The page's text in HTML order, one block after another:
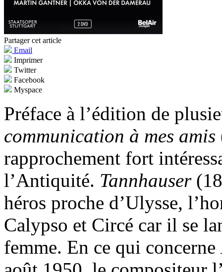
Partager cet article
Email
Imprimer
Twitter
Facebook
Myspace
Préface à l’édition de
communication à mes amis
rapprochement fort
l’Antiquité. Tannhauser
héros proche d’Ulysse,
Calypso et Circé car il se
femme. En ce qui concerne